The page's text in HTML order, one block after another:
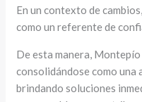
En un contexto de
como un referente de
De esta manera,
consolidándose como una
brindando soluciones